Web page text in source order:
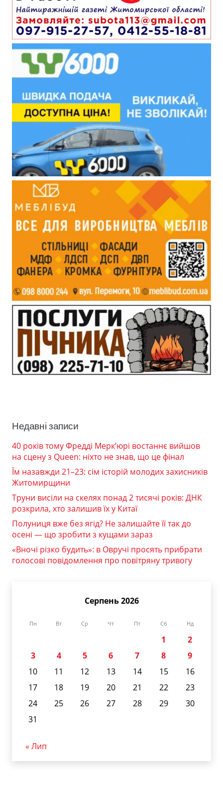
Недавні записи
40 років тому Фредді Мерк’юрі востаннє вийшов
на сцену з Queen: ніхто не знав, що це фінал
Їм назавжди 21–23: сім історій молодих захисників
Житомирщини
Труни висіли на скелях понад 2 тисячі років: ДНК
розкрила, хто залишив їх у Китаї
Полуниця вже без ягід? Не залишайте її так до
осені — що зробити з кущами зараз
«Вночі різко будить»: в Овручі просять прибрати
голосові повідомлення про повітряну тривогу
Серпень 2026
Пн Вт Ср Чт Пт Сб Нд
1
2
3
4 5 6 7 8
9
10
11 12 13 14 15
16
17
18 19 20 21 22
23
24
25 26 27 28 29
30
31
« Лип